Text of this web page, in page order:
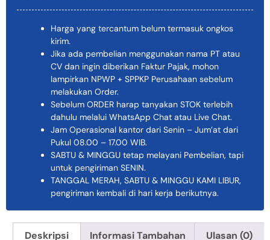
Harga yang tercantum belum termasuk ongkos
kirim.
Jika ada pembelian menggunakan nama PT atau
CV dan ingin diberikan Faktur Pajak, mohon
lampirkan NPWP + SPPKP Perusahaan sebelum
melakukan Order.
Sebelum ORDER harap tanyakan STOK terlebih
dahulu melalui WhatsApp Chat atau Live Chat.
Jam Operasional kantor dari Senin – Jum’at dari
Pukul 08.00 – 17.00 WIB.
SABTU & MINGGU tetap melayani Pembelian, tapi
untuk pengiriman SENIN.
TANGGAL MERAH, SABTU & MINGGU KAMI LIBUR,
pengiriman kembali di hari kerja berikutnya.
Deskripsi Informasi Tambahan Ulasan (0)